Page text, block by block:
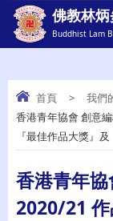
佛教林
Buddhist Lam
香港青年
作品設計
獎
首頁 > 我們
香港青年協會 創意
『最佳作品大獎』
香港青年
2020/21